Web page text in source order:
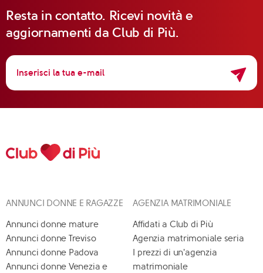
Resta in contatto. Ricevi novità e
aggiornamenti da Club di Più.
ANNUNCI DONNE E RAGAZZE
Annunci donne mature
Annunci donne Treviso
Annunci donne Padova
Annunci donne Venezia e
AGENZIA MATRIMONIALE
Affidati a Club di Più
Agenzia matrimoniale seria
I prezzi di un'agenzia
matrimoniale